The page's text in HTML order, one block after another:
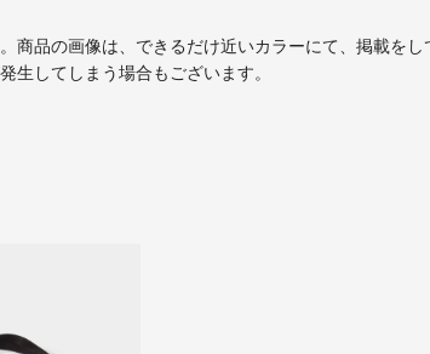
商品の画像は、できるだけ近いカラーにて、掲載をし
してしまう場合もございます。